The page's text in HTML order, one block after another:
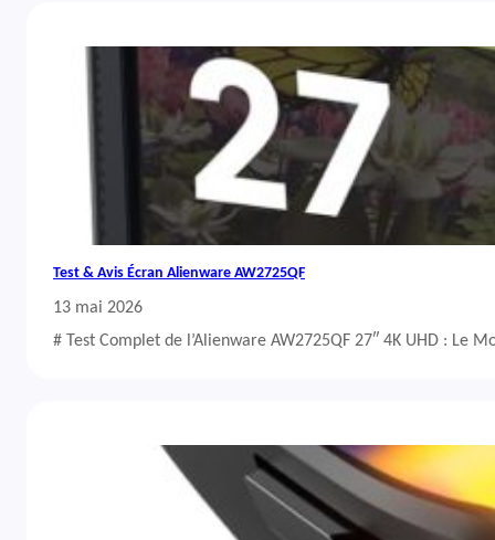
Test & Avis Écran Alienware AW2725QF
13 mai 2026
# Test Complet de l’Alienware AW2725QF 27″ 4K UHD : Le